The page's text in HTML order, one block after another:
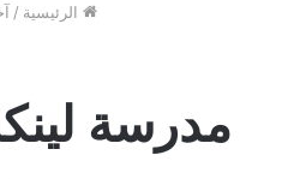
الرئيسية /
مدرسة